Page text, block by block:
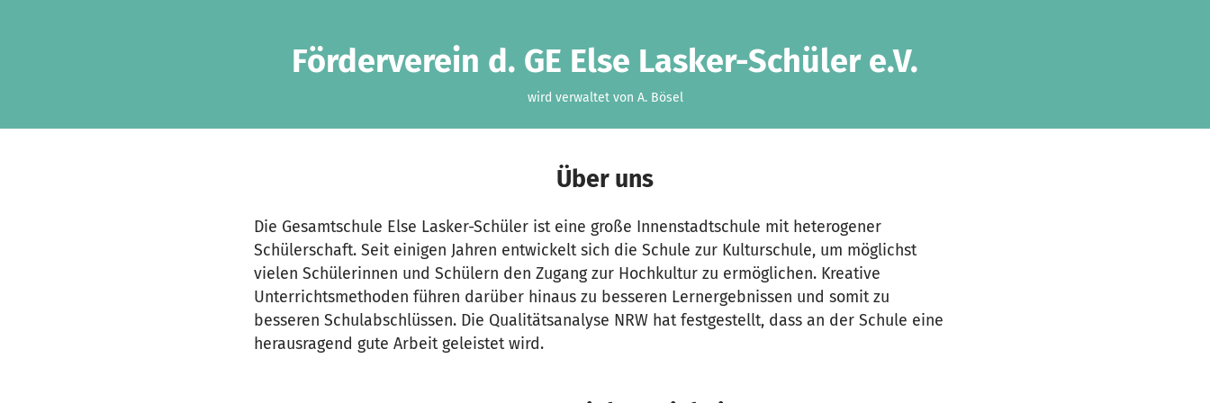
Förderverein d. GE Else Lasker-Schüler e.V.
wird verwaltet von A. Bösel
Über uns
Die Gesamtschule Else Lasker-Schüler ist eine große Innenstadtschule mit heterogener
Schülerschaft. Seit einigen Jahren entwickelt sich die Schule zur Kulturschule, um möglichst
vielen Schülerinnen und Schülern den Zugang zur Hochkultur zu ermöglichen. Kreative
Unterrichtsmethoden führen darüber hinaus zu besseren Lernergebnissen und somit zu
besseren Schulabschlüssen. Die Qualitätsanalyse NRW hat festgestellt, dass an der Schule eine
herausragend gute Arbeit geleistet wird.